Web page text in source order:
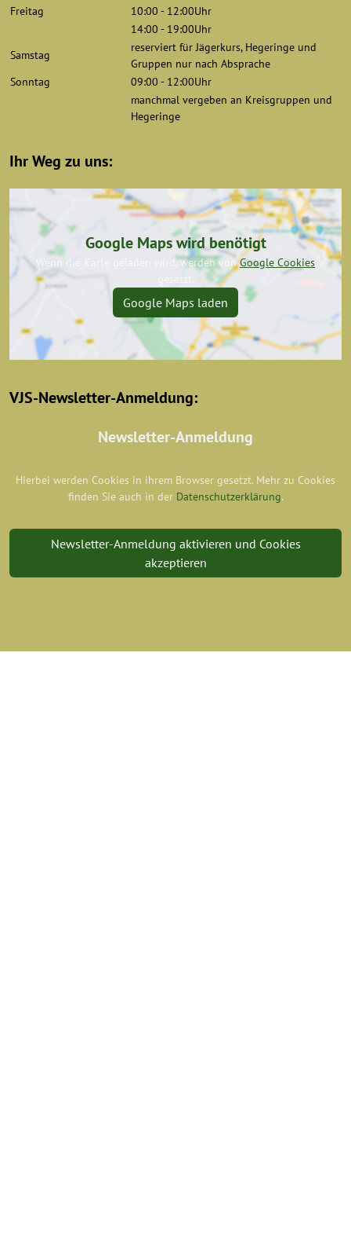
Freitag
10:00 - 12:00Uhr
14:00 - 19:00Uhr
Samstag
reserviert für Jägerkurs, Hegeringe und
Gruppen nur nach Absprache
Sonntag
09:00 - 12:00Uhr
manchmal vergeben an Kreisgruppen und
Hegeringe
Ihr Weg zu uns:
Google Maps wird benötigt
Wenn die Karte geladen wird, werden vonGoogle Cookies
gesetzt.
Google Maps laden
VJS-Newsletter-Anmeldung:
Newsletter-Anmeldung
Hierbei werden Cookies in ihrem Browser gesetzt. Mehr zu Cookies
finden Sie auch in der Datenschutzerklärung.
Newsletter-Anmeldung aktivieren und Cookies
akzeptieren